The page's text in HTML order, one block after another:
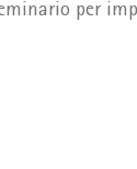
per